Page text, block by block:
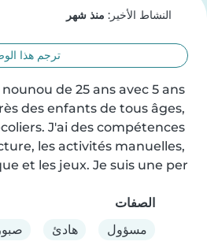
النشاط الأخير: منذ شهر
ترجم هذا
de 25 ans avec 5 ans
des enfants de tous âges,
J'ai des compétences
les activités manuelles,
et les jeux. Je suis une per
الصفات
مسؤول
هادئ صبور